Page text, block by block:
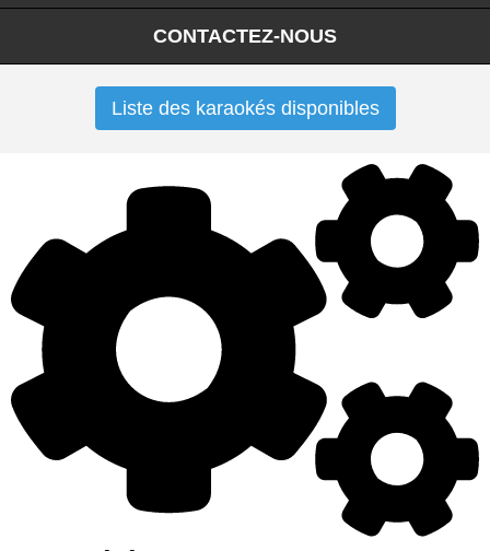
CONTACTEZ-NOUS
Liste des karaokés disponibles